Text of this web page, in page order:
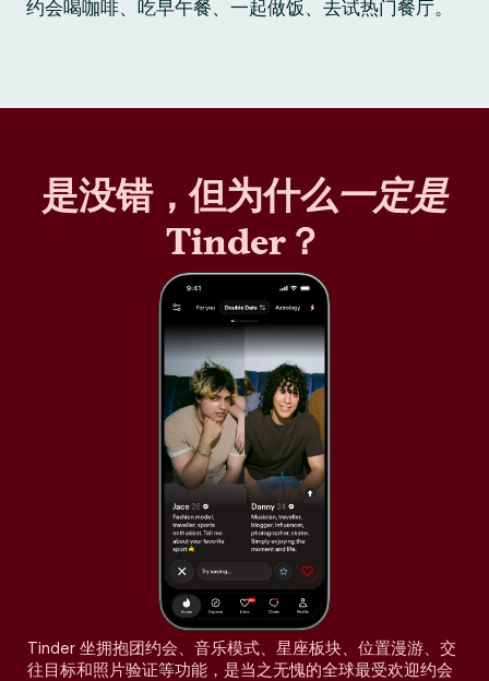
约会喝咖啡、吃早午餐、一起做饭、去试热门餐厅。
是没错，但为什么一定是
Tinder？
Tinder 坐拥抱团约会、音乐模式、星座板块、位置漫游、交
往目标和照片验证等功能，是当之无愧的全球最受欢迎约会